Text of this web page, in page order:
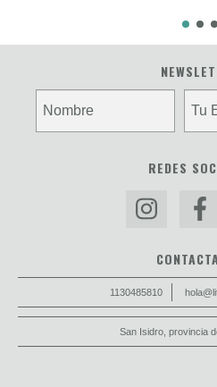
REDES
1130485810
San Isidro, provincia